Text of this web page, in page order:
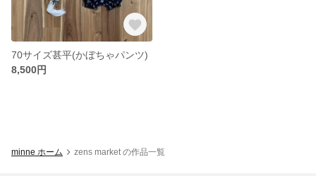
70サイズ甚平(かぼちゃパンツ)
8,500円
minne ホーム zens market の作品一覧